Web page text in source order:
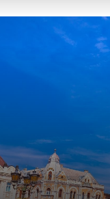
Destinos Europa